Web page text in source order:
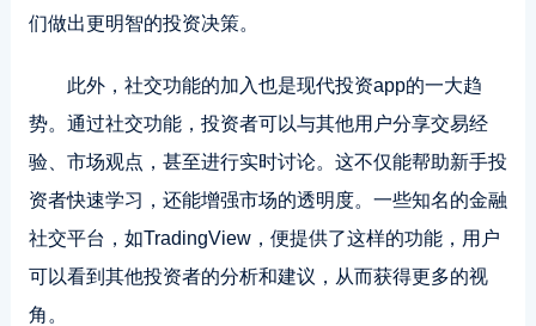
们做出更明智的投资决策。
此外，社交功能的加入也是现代投资app的一大趋
势。通过社交功能，投资者可以与其他用户分享交易经
验、市场观点，甚至进行实时讨论。这不仅能帮助新手投
资者快速学习，还能增强市场的透明度。一些知名的金融
社交平台，如TradingView，便提供了这样的功能，用户
可以看到其他投资者的分析和建议，从而获得更多的视
角。